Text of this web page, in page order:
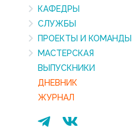
КАФЕДРЫ
СЛУЖБЫ
ПРОЕКТЫ И КОМАНДЫ
МАСТЕРСКАЯ
ВЫПУСКНИКИ
ДНЕВНИК
ЖУРНАЛ